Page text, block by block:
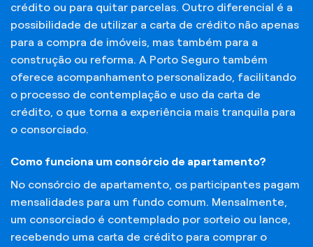
crédito ou para quitar parcelas. Outro diferencial é a
possibilidade de utilizar a carta de crédito não apenas
para a compra de imóveis, mas também para a
construção ou reforma. A Porto Seguro também
oferece acompanhamento personalizado, facilitando
o processo de contemplação e uso da carta de
crédito, o que torna a experiência mais tranquila para
o consorciado.
Como funciona um consórcio de apartamento?
No consórcio de apartamento, os participantes pagam
mensalidades para um fundo comum. Mensalmente,
um consorciado é contemplado por sorteio ou lance,
recebendo uma carta de crédito para comprar o